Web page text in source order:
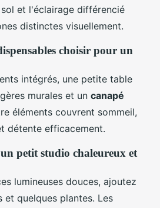
et l'éclairage différencié
distinctes visuellement.
choisir pour un
intégrés, une petite table
murales et un canapé
éléments couvrent sommeil,
détente efficacement.
petit studio chaleureux et
lumineuses douces, ajoutez
quelques plantes. Les